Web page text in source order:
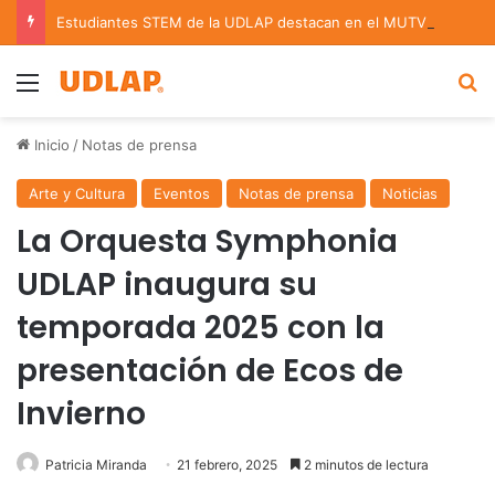
Menu
Inicio / Notas de prensa
Arte y Cultura Eventos Notas de prensa Noticias
La Orquesta Symphonia
UDLAP inaugura su
temporada 2025 con la
presentación de Ecos de
Invierno
Patricia Miranda 21 febrero, 2025 2 minutos de lectura